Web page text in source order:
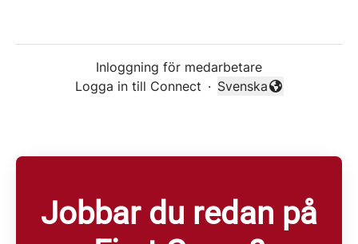
Inloggning för medarbetare
Logga in till Connect ·
Byt språk
Svenska
Jobbar du redan på